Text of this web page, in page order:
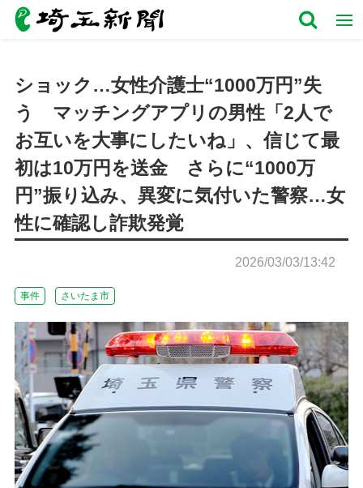
ショック…女性介護士“1000万円”失
う マッチングアプリの男性「2人で
お互いを大事にしたいね」、信じて最
初は10万円を送金 さらに“1000万
円”振り込み、異変に気付いた警察…女
性に確認し詐欺発覚
2026/03/03/13:42
事件 さいたま市